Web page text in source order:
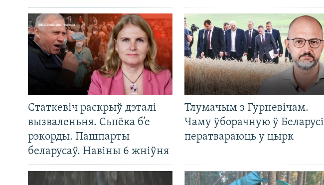
Статкевіч раскрыў дэталі
вызваленьня. Сьпёка б’е
рэкорды. Пашпарты
беларусаў. Навіны 6 жніўня
Тлумачым з Гурневічам.
Чаму ўборачную ў Беларусі
ператвараюць у цырк